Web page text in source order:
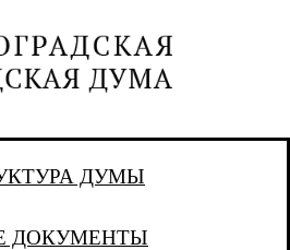
ДУМЫ
ДОКУМЕНТЫ